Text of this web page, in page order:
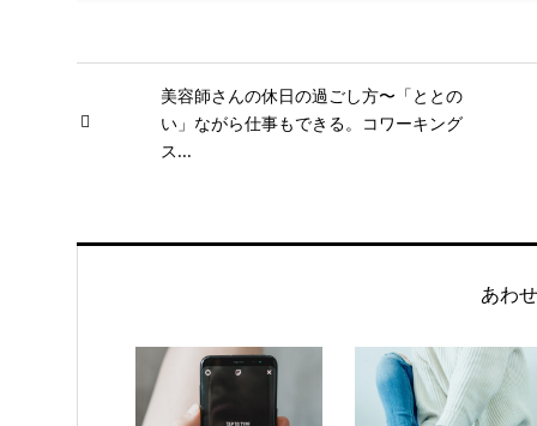
美容師さんの休日の過ごし方〜「ととの
い」ながら仕事もできる。コワーキング
ス...
あわ